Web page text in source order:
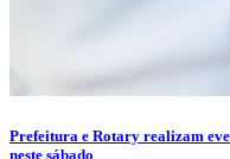
Prefeitura e Rotary realizam
neste sábado